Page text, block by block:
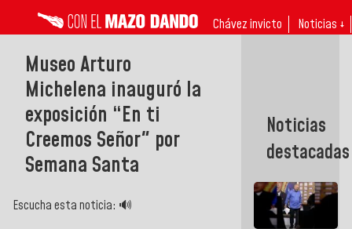
Chávez invicto Noticias ↓
Museo Arturo
Michelena inauguró la
exposición “En ti
Creemos Señor" por
Semana Santa
Escucha esta noticia: 🔊
Noticias
destacadas